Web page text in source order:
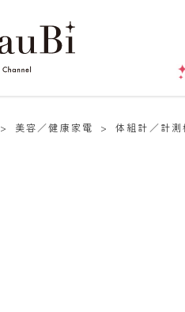
> 美容／健康家電 > 体組計／計測